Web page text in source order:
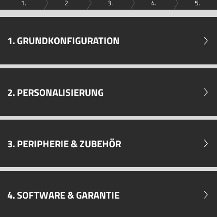
1. 2. 3. 4. 5.
1. GRUNDKONFIGURATION
2. PERSONALISIERUNG
3. PERIPHERIE & ZUBEHÖR
4. SOFTWARE & GARANTIE